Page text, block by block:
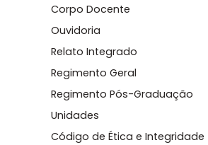
Corpo Docente
Ouvidoria
Relato Integrado
Regimento Geral
Regimento Pós-Graduação
Unidades
Código de Ética e Integridade